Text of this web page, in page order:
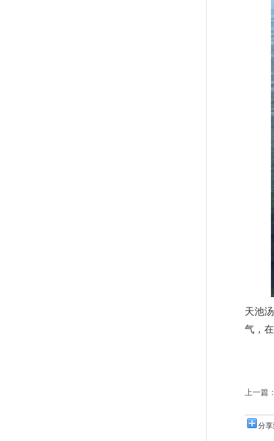
天池
气，
上一篇
分